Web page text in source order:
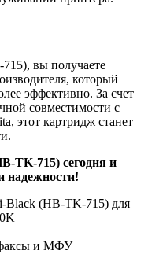
вы получаете
который
эффективно. За счет
совместимости с
этот картридж станет
TK-715) сегодня и
надежности!
Black (HB-TK-715) для
и МФУ